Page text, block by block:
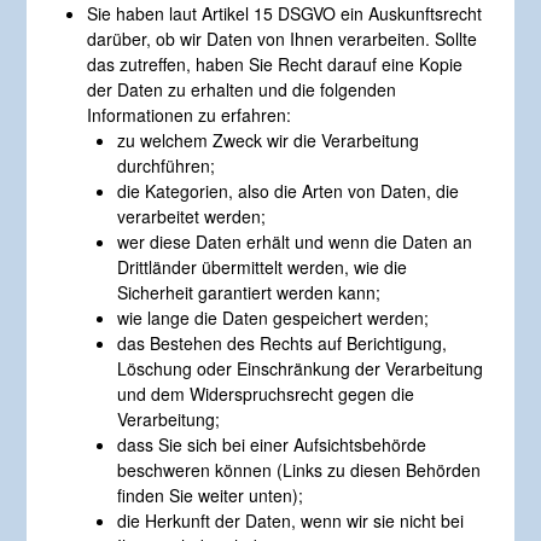
Sie haben laut Artikel 15 DSGVO ein Auskunftsrecht
darüber, ob wir Daten von Ihnen verarbeiten. Sollte
das zutreffen, haben Sie Recht darauf eine Kopie
der Daten zu erhalten und die folgenden
Informationen zu erfahren:
zu welchem Zweck wir die Verarbeitung
durchführen;
die Kategorien, also die Arten von Daten, die
verarbeitet werden;
wer diese Daten erhält und wenn die Daten an
Drittländer übermittelt werden, wie die
Sicherheit garantiert werden kann;
wie lange die Daten gespeichert werden;
das Bestehen des Rechts auf Berichtigung,
Löschung oder Einschränkung der Verarbeitung
und dem Widerspruchsrecht gegen die
Verarbeitung;
dass Sie sich bei einer Aufsichtsbehörde
beschweren können (Links zu diesen Behörden
finden Sie weiter unten);
die Herkunft der Daten, wenn wir sie nicht bei